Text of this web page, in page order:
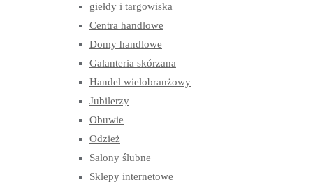
giełdy i targowiska
Centra handlowe
Domy handlowe
Galanteria skórzana
Handel wielobranżowy
Jubilerzy
Obuwie
Odzież
Salony ślubne
Sklepy internetowe